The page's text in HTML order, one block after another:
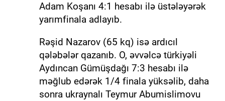
Adam Koşanı 4:1 hesabı ilə üstələyərək
yarımfinala adlayıb.
Rəşid Nazarov (65 kq) isə ardıcıl
qələbələr qazanıb. O, əvvəlcə türkiyəli
Aydıncan Gümüşdağı 7:3 hesabı ilə
məğlub edərək 1/4 finala yüksəlib, daha
sonra ukraynalı Teymur Abumislimovu